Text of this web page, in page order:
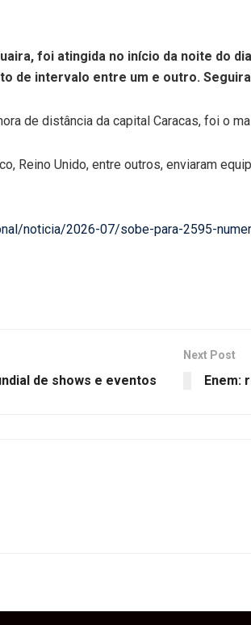
foi atingida no início da noite do
de intervalo entre um e outro.
de distância da capital Caracas, foi o
Reino Unido, entre outros, enviaram
noticia/2026-07/sobe-para-2595-
de shows e eventos
Next Post
Enem: